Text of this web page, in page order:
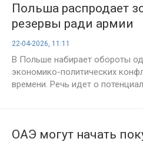
Польша распродает
резервы ради армии
22-04-2026, 11:11
В Польше набирает обороты
экономико-политических
времени. Речь идет о
ОАЭ могут начать